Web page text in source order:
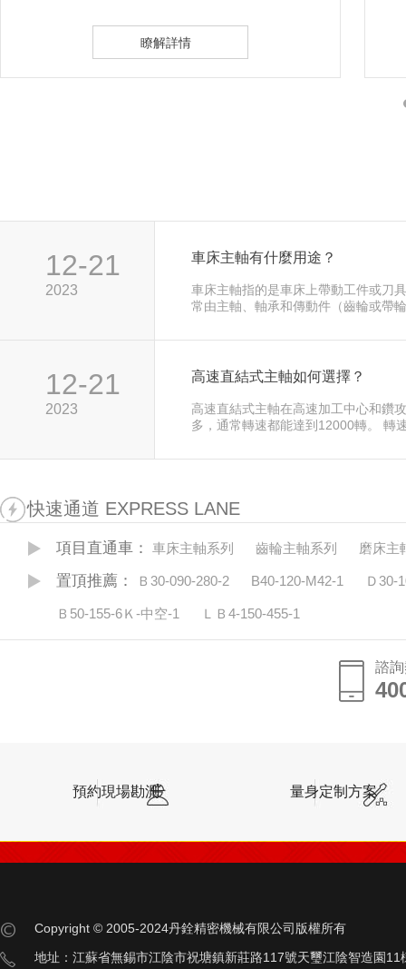
瞭解詳情
12-21
2023
車床主軸有什麼用途？
車床主軸指的是車床上帶動工件或刀
常由主軸、軸承和傳動件（齒輪或帶
見。 零傳動電主軸採用電機和機床主
出的扭矩和功率要大得多，但相對來
穩性要差一點。 囙此正確地設計機床
機床加工精度的影響是至關重要的。
12-21
2023
高速直結式主軸如何選擇？
高速直結式主軸在高速加工中心和鑽
多，通常轉速都能達到12000轉。 轉
直結式主軸切削力是不如皮帶式主軸
快速通道 EXPRESS LANE
項目直通車： 車床主軸系列 齒輪主軸系列 磨床主
置頂推薦： Ｂ30-090-280-2 B40-120-M42-1 Ｄ30-
Ｂ50-155-6Ｋ-中空-1 ＬＢ4-150-455-1
諮
預約現場勘測 量身定制方案
Copyright © 2005-2024丹銓精密機械有限公司版權所有
地址：江蘇省無錫市江陰市祝塘鎮新莊路117號天璽江陰智造園11